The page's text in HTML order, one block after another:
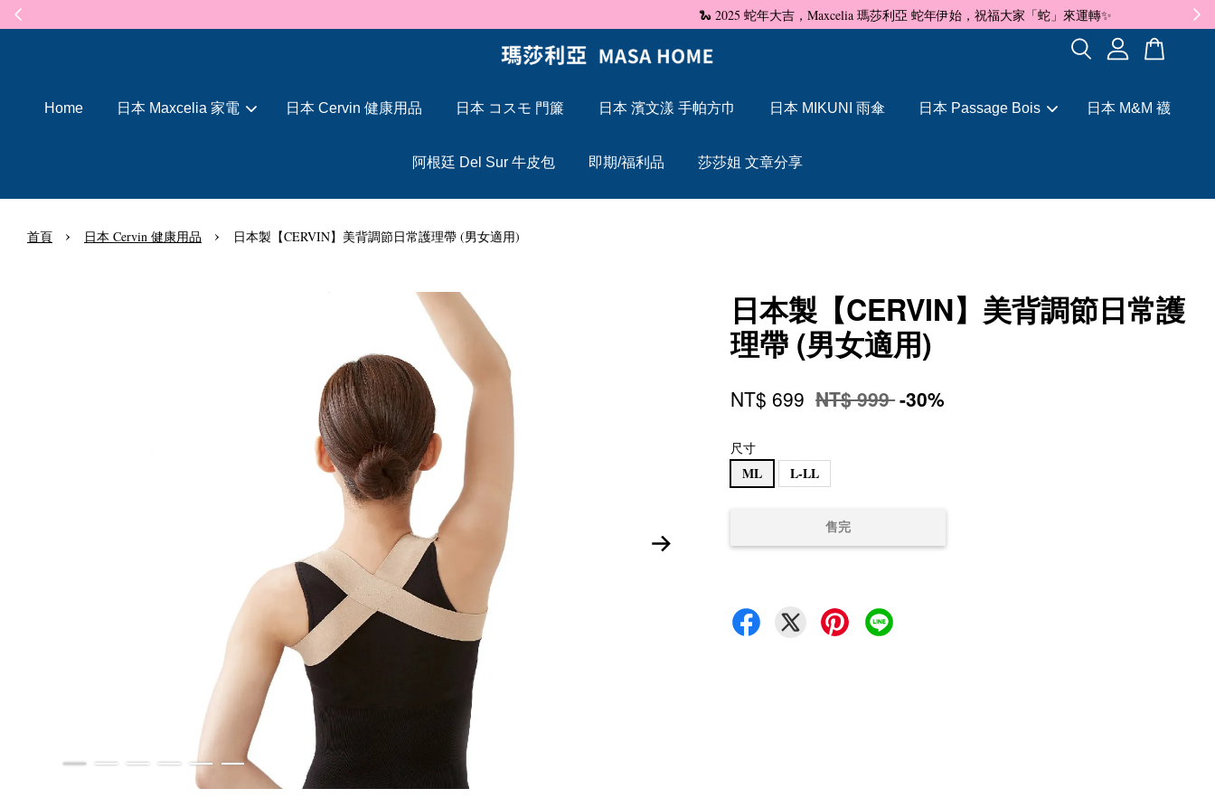
🐍 2025 蛇年大吉，Maxcelia 瑪莎利亞 蛇年伊始，祝福大家「蛇」來運轉✨
Home 日本 Maxcelia 家電 日本 Cervin 健康用品 日本 コスモ 門簾 日本 濱文漾 手帕方巾 日本 MIKUNI 雨傘 日本 Passage Bois 日本 M&M 襪
阿根廷 Del Sur 牛皮包 即期/福利品 莎莎姐 文章分享
首頁 › 日本 Cervin 健康用品 › 日本製【CERVIN】美背調節日常護理帶 (男女適用)
日本製【CERVIN】美背調節日常護
理帶 (男女適用)
NT$ 699 NT$ 999-30%
尺寸
ML L-LL
售完
您的購物車目前還是空的。